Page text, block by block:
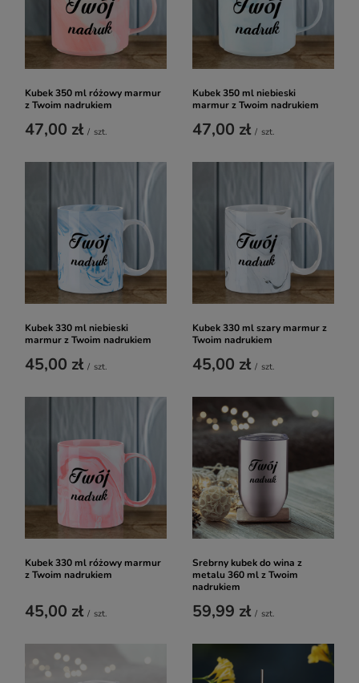
Kubek 350 ml różowy marmur
z Twoim nadrukiem
47,00 zł / szt.
Kubek 350 ml niebieski
marmur z Twoim nadrukiem
47,00 zł / szt.
Kubek 330 ml niebieski
marmur z Twoim nadrukiem
45,00 zł / szt.
Kubek 330 ml szary marmur z
Twoim nadrukiem
45,00 zł / szt.
Kubek 330 ml różowy marmur
z Twoim nadrukiem
45,00 zł / szt.
Srebrny kubek do wina z
metalu 360 ml z Twoim
nadrukiem
59,99 zł / szt.